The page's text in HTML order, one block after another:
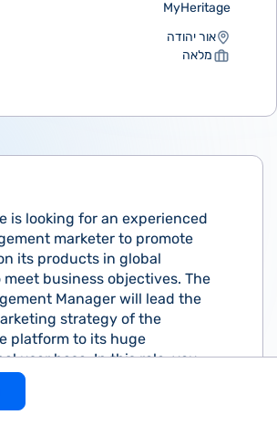
MyHeritage
אור יהודה
מלאה
is looking for an experienced
marketer to promote
its products in global
meet business objectives. The
Manager will lead the
strategy of the
platform to its huge
user base. In this role, you
up, manage, and optimize
will increase the